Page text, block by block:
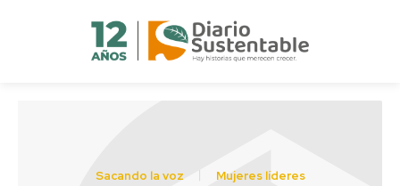
Sacando la voz Mujeres líderes